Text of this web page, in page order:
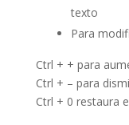
texto
Para
Ctrl + + para
Ctrl + – para
Ctrl + 0 restaura